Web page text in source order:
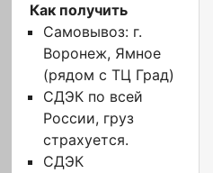
Как получить
Самовывоз: г.
Воронеж, Ямное
(рядом с ТЦ Град)
СДЭК по всей
России, груз
страхуется.
СДЭК